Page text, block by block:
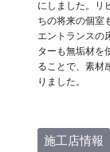
にしました。リ
ちの将来の個室
エントランスの
ターも無垢材を
ることで、素材
りました。
施工店情報